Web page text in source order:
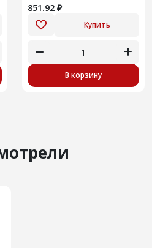
851.92 ₽
Купить
В корзину